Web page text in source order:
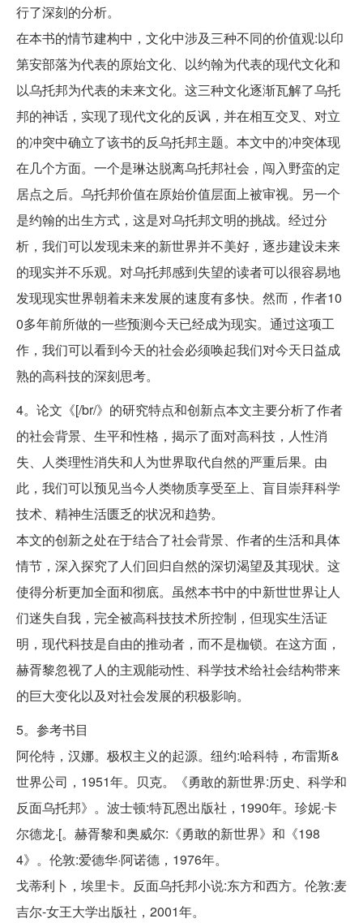
行了深刻的分析。
在本书的情节建构中，文化中涉及三种不同的价值观:以印
第安部落为代表的原始文化、以约翰为代表的现代文化和
以乌托邦为代表的未来文化。这三种文化逐渐瓦解了乌托
邦的神话，实现了现代文化的反讽，并在相互交叉、对立
的冲突中确立了该书的反乌托邦主题。本文中的冲突体现
在几个方面。一个是琳达脱离乌托邦社会，闯入野蛮的定
居点之后。乌托邦价值在原始价值层面上被审视。另一个
是约翰的出生方式，这是对乌托邦文明的挑战。经过分
析，我们可以发现未来的新世界并不美好，逐步建设未来
的现实并不乐观。对乌托邦感到失望的读者可以很容易地
发现现实世界朝着未来发展的速度有多快。然而，作者10
0多年前所做的一些预测今天已经成为现实。通过这项工
作，我们可以看到今天的社会必须唤起我们对今天日益成
熟的高科技的深刻思考。
4。论文《[/br/》的研究特点和创新点本文主要分析了作者
的社会背景、生平和性格，揭示了面对高科技，人性消
失、人类理性消失和人为世界取代自然的严重后果。由
此，我们可以预见当今人类物质享受至上、盲目崇拜科学
技术、精神生活匮乏的状况和趋势。
本文的创新之处在于结合了社会背景、作者的生活和具体
情节，深入探究了人们回归自然的深切渴望及其现状。这
使得分析更加全面和彻底。虽然本书中的中新世世界让人
们迷失自我，完全被高科技技术所控制，但现实生活证
明，现代科技是自由的推动者，而不是枷锁。在这方面，
赫胥黎忽视了人的主观能动性、科学技术给社会结构带来
的巨大变化以及对社会发展的积极影响。
5。参考书目
阿伦特，汉娜。极权主义的起源。纽约:哈科特，布雷斯&
世界公司，1951年。贝克。《勇敢的新世界:历史、科学和
反面乌托邦》。波士顿:特瓦恩出版社，1990年。珍妮·卡
尔德龙·[。赫胥黎和奥威尔:《勇敢的新世界》和《198
4》。伦敦:爱德华·阿诺德，1976年。
戈蒂利卜，埃里卡。反面乌托邦小说:东方和西方。伦敦:麦
吉尔-女王大学出版社，2001年。